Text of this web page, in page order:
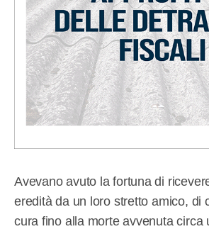
Avevano avuto la fortuna di
eredità da un loro stretto amico, di
cura fino alla morte avvenuta circa